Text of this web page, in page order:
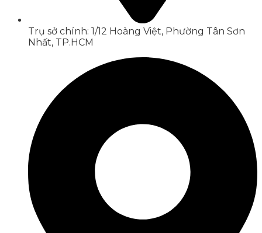
Trụ sở chính: 1/12 Hoàng Việt, Phường Tân Sơn
Nhất, TP.HCM